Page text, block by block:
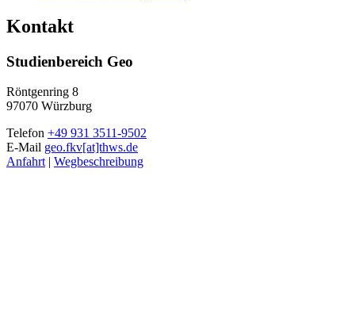
Kontakt
Studienbereich Geo
Röntgenring 8
97070 Würzburg
Telefon +49 931 3511-9502
E-Mail geo.fkv[at]thws.de
Anfahrt| Wegbeschreibung